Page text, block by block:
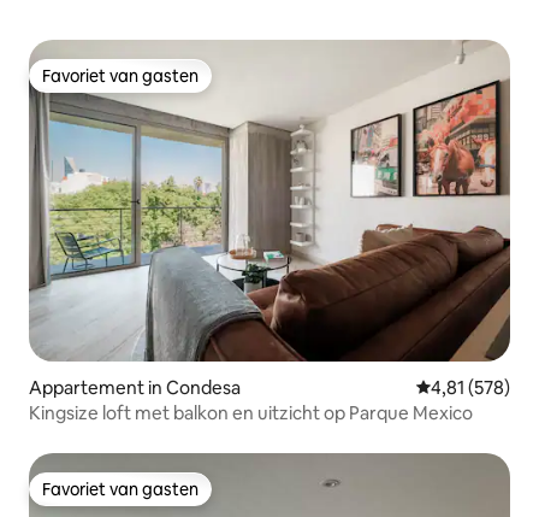
Favoriet van gasten
Favoriet van gasten
Appartement in Condesa Gemiddelde
4,81 (578)
Kingsize loft met balkon en uitzicht op Parque Mexico
Favoriet van gasten
Favoriet van gasten